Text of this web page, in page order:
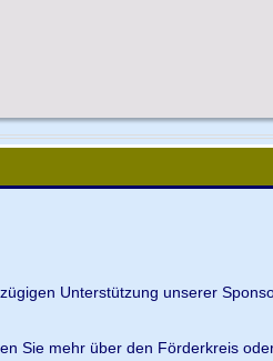
Unterstützung unserer
Sie mehr über den Förderkreis